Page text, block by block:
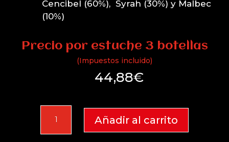
Cencibel (60%), Syrah (30%) y Malbec
(10%)
Precio por estuche 3 botellas
(Impuestos incluido)
44,88€
2024
Estuche
Añadir al carrito